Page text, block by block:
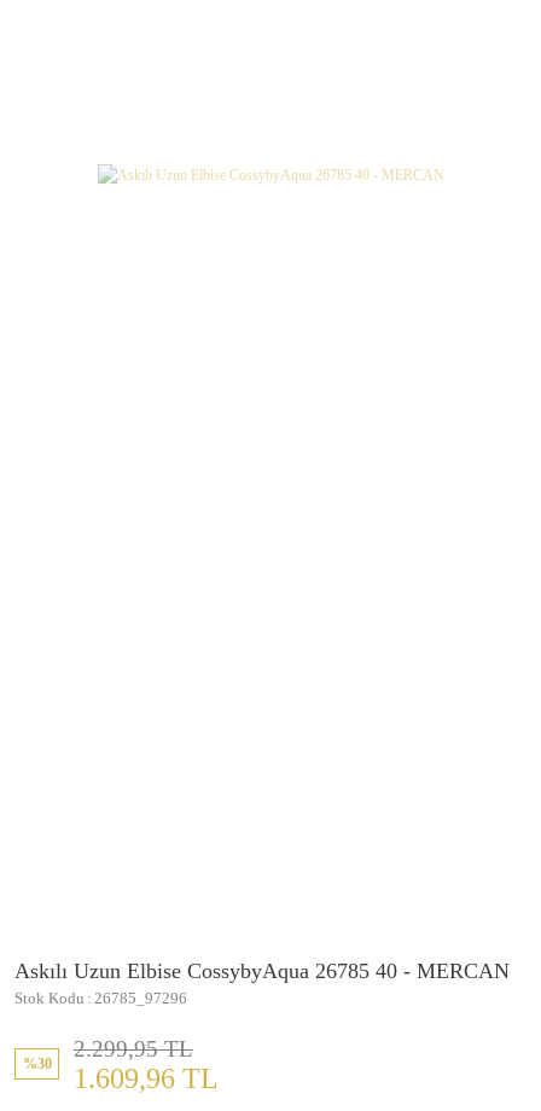
Askılı Uzun Elbise CossybyAqua 26785 40 - MERCAN
Stok Kodu 26785_97296
%30
2.299,95 TL
1.609,96 TL